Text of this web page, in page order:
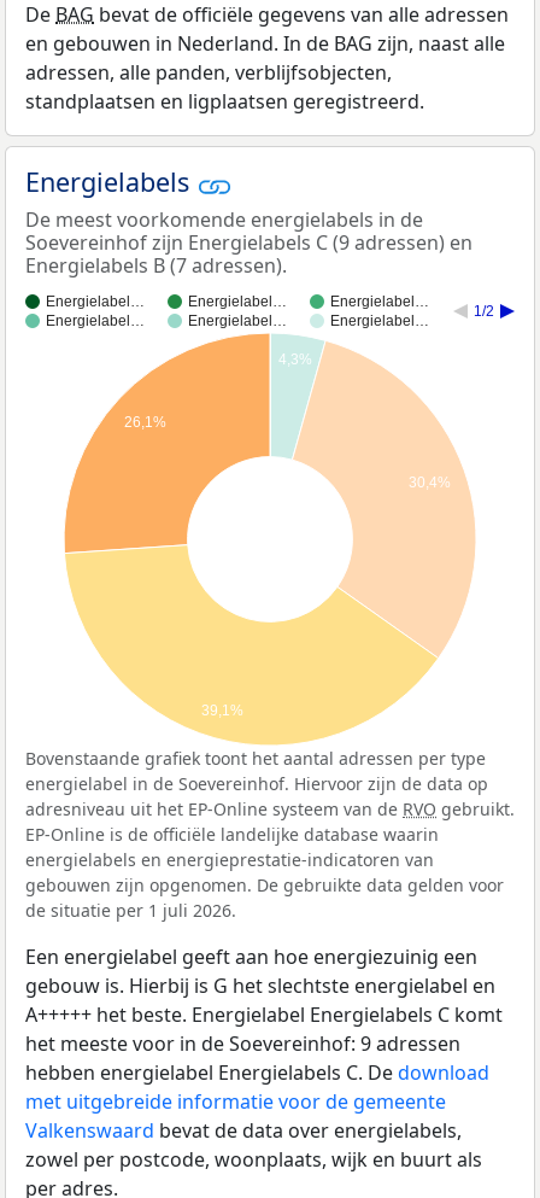
De BAG bevat de officiële gegevens van alle adressen
en gebouwen in Nederland. In de BAG zijn, naast alle
adressen, alle panden, verblijfsobjecten,
standplaatsen en ligplaatsen geregistreerd.
Energielabels
De meest voorkomende energielabels in de
Soevereinhof zijn Energielabels C (9 adressen) en
Energielabels B (7 adressen).
Energielabel… Energielabel…
Energielabel…
Energielabel…
Energielabel… Energielabel…
1/2
4,3%
30,4%
26,1%
39,1%
Bovenstaande grafiek toont het aantal adressen per type
energielabel in de Soevereinhof. Hiervoor zijn de data op
adresniveau uit het EP-Online systeem van de RVO gebruikt.
EP-Online is de officiële landelijke database waarin
energielabels en energieprestatie-indicatoren van
gebouwen zijn opgenomen. De gebruikte data gelden voor
de situatie per 1 juli 2026.
Een energielabel geeft aan hoe energiezuinig een
gebouw is. Hierbij is G het slechtste energielabel en
A+++++ het beste. Energielabel Energielabels C komt
het meeste voor in de Soevereinhof: 9 adressen
hebben energielabel Energielabels C. Dedownload
met uitgebreide informatie voor de gemeente
Valkenswaard bevat de data over energielabels,
zowel per postcode, woonplaats, wijk en buurt als
per adres.